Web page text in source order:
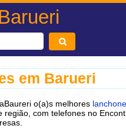
em Barueri
o(a)s melhores
região, com telefones no